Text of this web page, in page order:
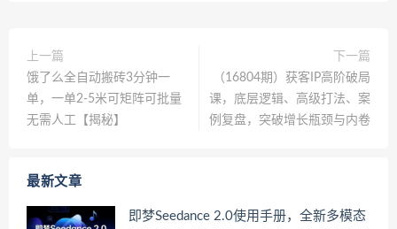
上一篇
饿了么全自动搬砖3分钟一
单，一单2-5米可矩阵可批量
无需人工【揭秘】
下一篇
（16804期）获客IP高阶破局
课，底层逻辑、高级打法、案
例复盘，突破增长瓶颈与内卷
最新文章
即梦Seedance 2.0使用手册，全新多模态